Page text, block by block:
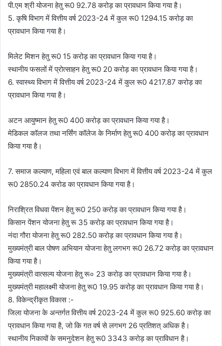
पी.एम श्री योजना हेतु रू0 92.78 करोड़ का प्रावधान किया गया है।
5. कृषि विभाग में वित्तीय वर्ष 2023-24 में कुल रू0 1294.15 करोड़ का
प्रावधान किया गया है।
मिलेट मिशन हेतु रू0 15 करोड़ का प्रावधान किया गया है।
स्थानीय फसलों में प्रोत्साहन हेतु रू0 20 करोड़ का प्रावधान किया गया है।
6. स्वास्थ्य विभाग में वित्तीय वर्ष 2023-24 में कुल रू0 4217.87 करोड़ का
प्रावधान किया गया है।
अटन आयुष्मान हेतु रू0 400 करोड़ का प्रावधान किया गया है।
मेडिकल कॉलज तथा नर्सिंग कॉलेज के निर्माण हेतु रू0 400 करोड़ का प्रावधान
किया गया है।
7. समाज कल्याण, महिला एवं बाल कल्याण विभाग में वित्तीय वर्ष 2023-24 में कुल
रू0 2850.24 करोड का प्रावधान किया गया है।
निराश्रित विधवा पेंशन हेतु रू0 250 करोड़ का प्रावधान किया गया है।
किसान पेंशन योजना हेतु रू 35 करोड़ का प्रावधान किया गया है।
नंदा गौरा योजना हेतु रू0 282.50 करोड़ का प्रावधान किया गया है।
मुख्यमंत्री बाल पोषण अभियान योजना हेतु लगभग रू0 26.72 करोड़ का प्रावधान
किया गया है।
मुख्यमंत्री वात्सल्य योजना हेतु रू० 23 करोड़ का प्रावधान किया गया है।
मुख्यमंत्री महालक्ष्मी योजना हेतु रू0 19.95 करोड़ का प्रावधान किया गया है।
8. विकेन्द्रीकृत विकास :-
जिला योजना के अन्तर्गत वित्तीय वर्ष 2023-24 में कुल रू0 925.60 करोड़ का
प्रावधान किया गया है, जो कि गत वर्ष से लगभग 26 प्रतिशत् अधिक है।
स्थानीय निकायों के समनुदेशन हेतु रू0 3343 करोड़ का प्राविधान है।